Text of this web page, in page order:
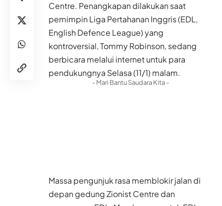
Centre. Penangkapan dilakukan saat
pemimpin Liga Pertahanan Inggris (EDL,
English Defence League) yang
kontroversial, Tommy Robinson, sedang
berbicara melalui internet untuk para
pendukungnya Selasa (11/1) malam.
- Mari Bantu Saudara Kita -
Massa pengunjuk rasa memblokir jalan di
depan gedung Zionist Centre dan